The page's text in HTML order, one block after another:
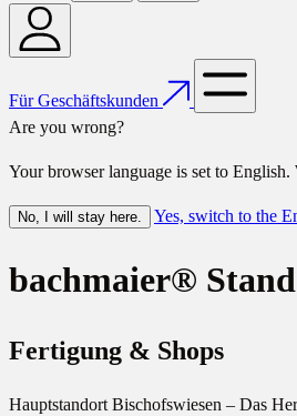
Für Geschäftskunden
Are you wrong?
Your browser language is set to
No, I will stay here. Yes, switch to the
bachmaier®
Fertigung & Shops
Hauptstandort Bischofswiesen – Das